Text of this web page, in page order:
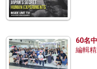
60名
編輯